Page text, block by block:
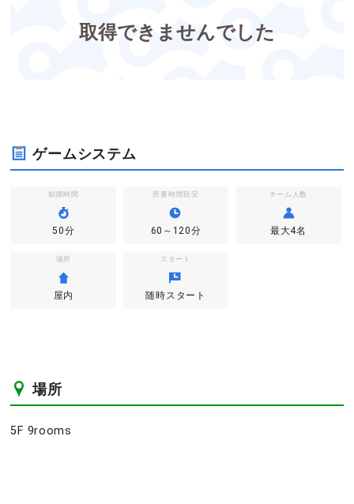
取得できませんでした
ゲームシステム
制限時間
50分
所要時間目安
60～120分
チーム人数
最大4名
場所
屋内
スタート
随時スタート
場所
5F 9rooms